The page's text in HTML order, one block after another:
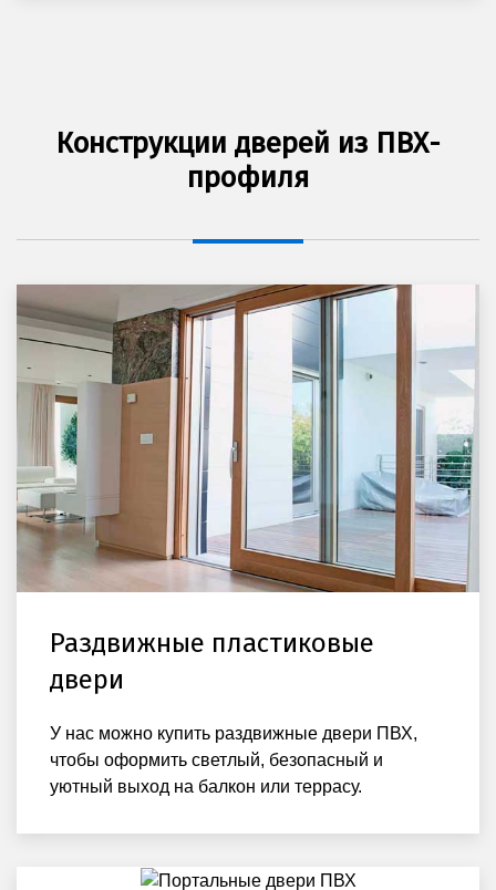
Конструкции дверей из ПВХ-
профиля
Раздвижные пластиковые
двери
У нас можно купить раздвижные двери ПВХ,
чтобы оформить светлый, безопасный и
уютный выход на балкон или террасу.